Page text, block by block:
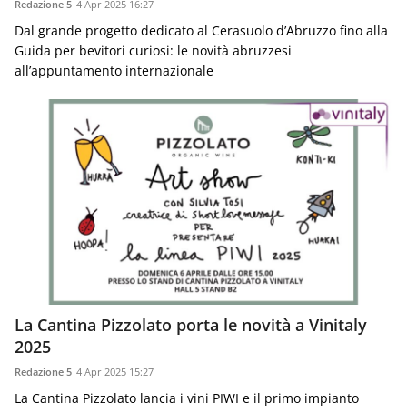
Redazione 5 4 Apr 2025 16:27
Dal grande progetto dedicato al Cerasuolo d’Abruzzo fino alla
Guida per bevitori curiosi: le novità abruzzesi
all’appuntamento internazionale
La Cantina Pizzolato porta le novità a Vinitaly
2025
Redazione 5 4 Apr 2025 15:27
La Cantina Pizzolato lancia i vini PIWI e il primo impianto